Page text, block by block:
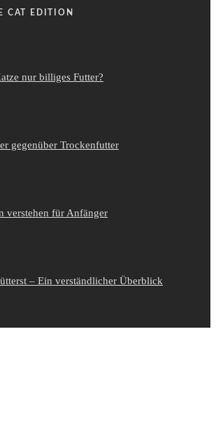
CAT EDITION
nur billiges Futter?
gegenüber Trockenfutter
verstehen für Anfänger
– Ein verständlicher Überblick